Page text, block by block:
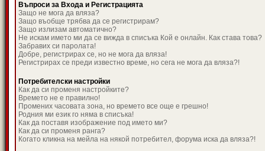
Въпроси за Входа и Регистрацията
Защо не мога да вляза?
Защо въобще трябва да се регистрирам?
Защо излизам автоматично?
Не искам името ми да се вижда в списъка Кой е онлайн. Как става това?
Забравих си паролата!
Добре, регистрирах се, но не мога да вляза!
Регистрирах се преди известно време, но сега не мога да вляза?!
Потребителски настройки
Как да си променя настройките?
Времето не е правилно!
Промених часовата зона, но времето все още е грешно!
Родния ми език го няма в списъка!
Как да поставя изображение под името ми?
Как да си променя ранга?
Когато кликна на мейла на някой потребител, форума иска да вляза?!